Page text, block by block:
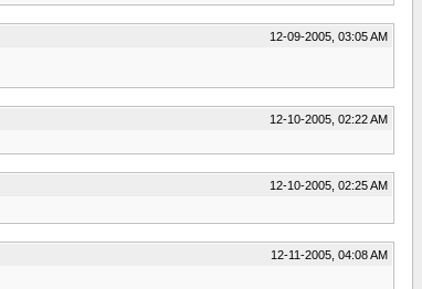
12-09-2005, 03:05 AM
12-10-2005, 02:22 AM
12-10-2005, 02:25 AM
12-11-2005, 04:08 AM